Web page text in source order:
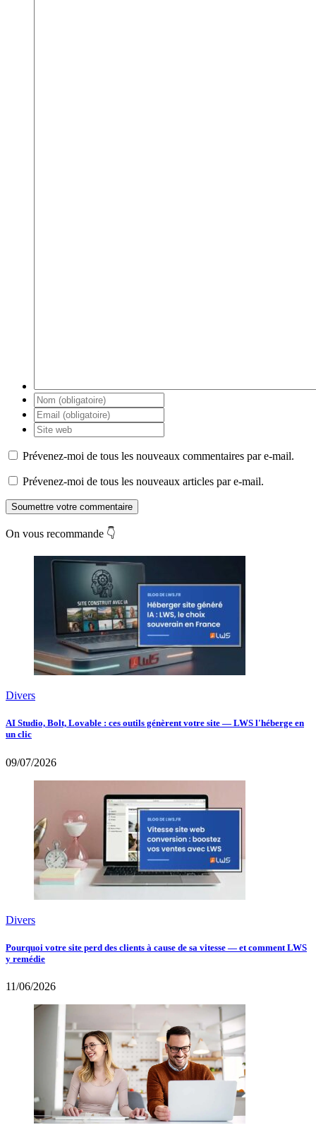
Prévenez-moi de tous les nouveaux commentaires par e-mail.
Prévenez-moi de tous les nouveaux articles par e-mail.
Soumettre votre commentaire
On vous recommande 👇
Divers
AI Studio, Bolt, Lovable : ces outils génèrent votre site — LWS l'héberge en
un clic
09/07/2026
Divers
Pourquoi votre site perd des clients à cause de sa vitesse — et comment LWS
y remédie
11/06/2026